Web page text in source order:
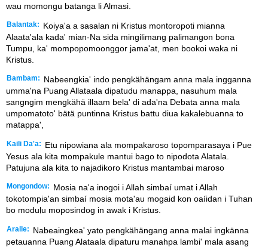
wau momongu batanga li Almasi.
Balantak:
Koiya'a a sasalan ni Kristus montoropoti mianna
Alaata'ala kada' mian-Na sida mingilimang palimangon bona
Tumpu, ka' mompopomoonggor jama'at, men bookoi waka ni
Kristus.
Bambam:
Nabeengkia' indo pengkähängam anna mala ingganna
umma'na Puang Allataala dipatudu manappa, nasuhum mala
sangngim mengkähä illaam bela' di ada'na Debata anna mala
umpomatoto' bätä puntinna Kristus battu diua kakalebuanna to
matappa',
Kaili Da'a:
Etu nipowiana ala mompakaroso topomparasaya i Pue
Yesus ala kita mompakule mantui bago to nipodota Alatala.
Patujuna ala kita to najadikoro Kristus mantambai maroso
Mongondow:
Mosia na'a inogoi i Allah simbaí umat i Allah
tokotompia'an simbaí mosia mota'au mogaid kon oaíidan i Tuhan
bo moduḷu moposindog in awak i Kristus.
Aralle:
Nabeaingkea' yato pengkähängang anna malai ingkänna
petauanna Puang Alataala dipaturu manahpa lambi' mala asang